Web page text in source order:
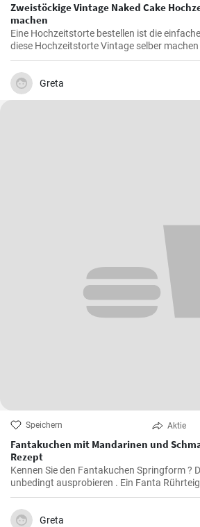
Zweistöckige Vintage Naked Cake
machen
Eine Hochzeitstorte bestellen ist die
diese Hochzeitstorte Vintage selber machen - Biskuitböden backen
und mit Mascarpone Quark Creme füllen .
Cake bilden viele bunte Beeren und Früchte.
Greta
Speichern Aktie
Fantakuchen mit Mandarinen und
Rezept
Kennen Sie den Fantakuchen Springform ?
unbedingt ausprobieren . Ein Fanta
Mandarinen und einer Schmand Sahne
cremig und lecker für alle Gäste groß und
Greta